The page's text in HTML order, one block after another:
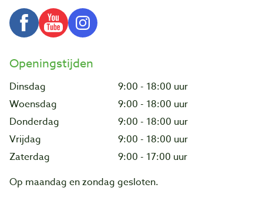
Openingstijden
Dinsdag
9:00 - 18:00 uur
Woensdag
9:00 - 18:00 uur
Donderdag
9:00 - 18:00 uur
Vrijdag
9:00 - 18:00 uur
Zaterdag
9:00 - 17:00 uur
Op maandag en zondag gesloten.